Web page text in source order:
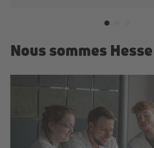
Nous sommes